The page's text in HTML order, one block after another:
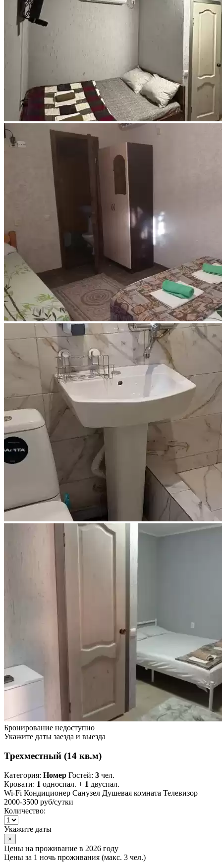
Бронирование недоступно
Укажите даты заезда и выезда
Трехместный (14 кв.м)
Категория: Номер Гостей: 3 чел.
Кровати: 1 односпал. + 1 двуспал.
Wi-Fi Кондиционер Санузел Душевая комната Телевизор
2000-3500 руб/сутки
Количество:
Укажите даты
×
Цены на проживание в 2026 году
Цены за 1 ночь проживания (макс. 3 чел.)